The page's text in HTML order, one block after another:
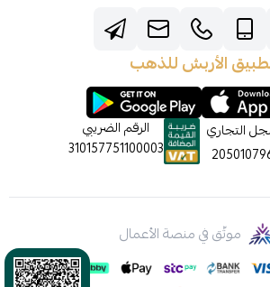
الأربش للذهب
التجاري
الرقم الضريبي
310157751100003
موثّق في منصة الأعمال